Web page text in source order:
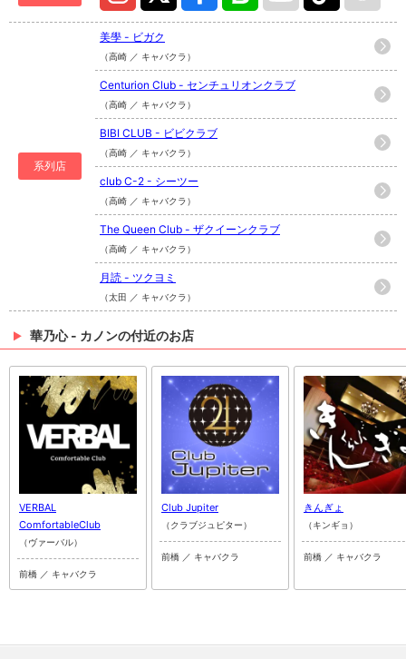
系列店
美學 - ビガク
（高崎 ／ キャバクラ）
Centurion Club - センチュリオンクラブ
（高崎 ／ キャバクラ）
BIBI CLUB - ビビクラブ
（高崎 ／ キャバクラ）
club C-2 - シーツー
（高崎 ／ キャバクラ）
The Queen Club - ザクイーンクラブ
（高崎 ／ キャバクラ）
月読 - ツクヨミ
（太田 ／ キャバクラ）
華乃心 - カノンの付近のお店
VERBAL
ComfortableClub
（ヴァーバル）
前橋 ／ キャバクラ
Club Jupiter
（クラブジュピター）
前橋 ／ キャバクラ
きんぎょ
（キンギョ）
前橋 ／ キャバクラ